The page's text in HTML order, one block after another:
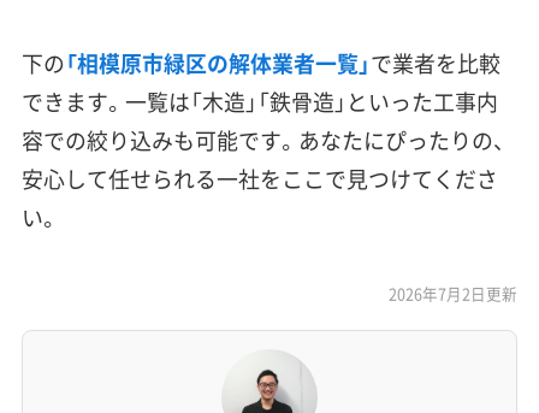
下の「相模原市緑区の解体業者一覧」で業者を比較
できます。一覧は「木造」「鉄骨造」といった工事内
容での絞り込みも可能です。あなたにぴったりの、
安心して任せられる一社をここで見つけてくださ
い。
2026年7月2日更新